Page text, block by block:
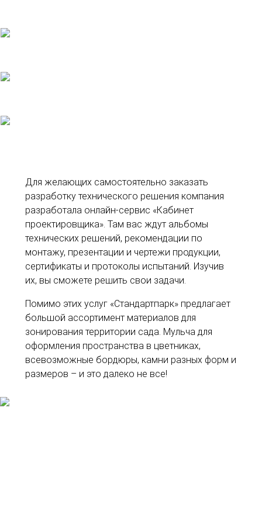
Для желающих самостоятельно заказать
разработку технического решения компания
разработала онлайн-сервис «Кабинет
проектировщика». Там вас ждут альбомы
технических решений, рекомендации по
монтажу, презентации и чертежи продукции,
сертификаты и протоколы испытаний. Изучив
их, вы сможете решить свои задачи.
Помимо этих услуг «Стандартпарк» предлагает
большой ассортимент материалов для
зонирования территории сада. Мульча для
оформления пространства в цветниках,
всевозможные бордюры, камни разных форм и
размеров – и это далеко не все!